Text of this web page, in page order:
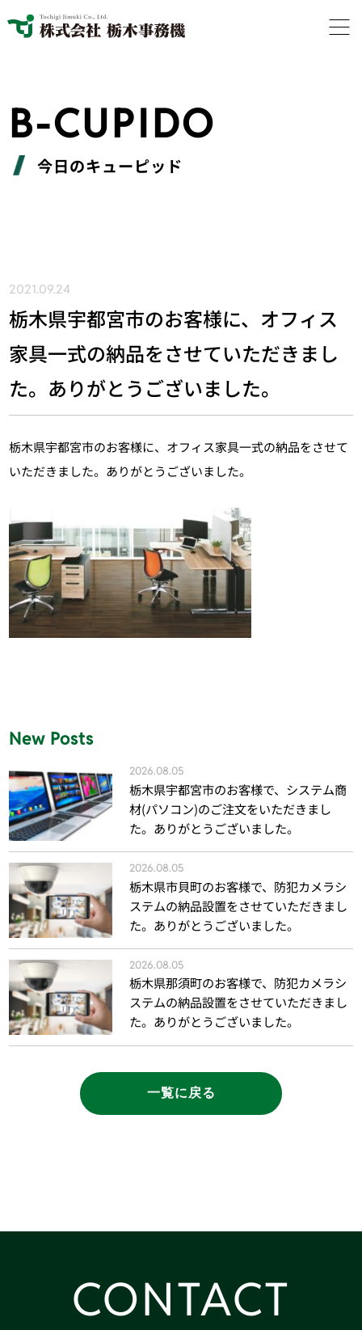
B-CUPIDO
今日のキューピッド
2021.09.24
栃木県宇都宮市のお客様に、オフィス
家具一式の納品をさせていただきまし
た。ありがとうございました。
栃木県宇都宮市のお客様に、オフィス家具一式の納品をさせて
いただきました。ありがとうございました。
New Posts
2026.08.05
栃木県宇都宮市のお客様で、システム商
材(パソコン)のご注文をいただきまし
た。ありがとうございました。
2026.08.05
栃木県市貝町のお客様で、防犯カメラシ
ステムの納品設置をさせていただきまし
た。ありがとうございました。
2026.08.05
栃木県那須町のお客様で、防犯カメラシ
ステムの納品設置をさせていただきまし
た。ありがとうございました。
一覧に戻る
CONTACT